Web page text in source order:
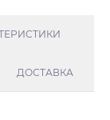
ДОСТАВКА